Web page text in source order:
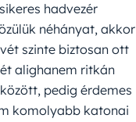
hadvezér
néhányat, akkor
szinte biztosan ott
alighanem ritkán
pedig érdemes
komolyabb katonai